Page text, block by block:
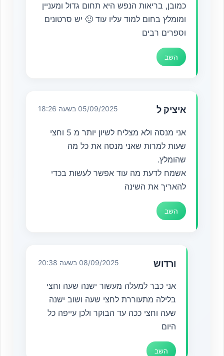
כמובן, בריאות הנפש היא תחום גדול ומעניין
ומומלץ בחום למוד עליו עוד 🙂 יש סרטונים
וספרים רבים
השב
איציק ל 05/09/2025 בשעה 18:26
אני מנסה ולא מצליח לשיון יותר מ 5 וחצי
שעות למרות שאני מנסה את כל מה
שהומלץ.
אשמח לדעת מה עוד אפשר לעשות בכדי
להאריך את השינה
השב
ורדוש 08/09/2025 בשעה 20:38
אני כבר למעלה מעשור ישנה שעה וחצי
בלילה מתעוררת לחצי שעה ושוב ישנה
שעה וחצי ככה עד הבוקר ולכן עייפה כל
היום
השב